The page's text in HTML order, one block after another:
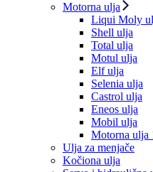
Motorna ulja
Liqui Moly
Shell ulja
Total ulja
Motul ulja
Elf ulja
Selenia ulja
Castrol ulja
Eneos ulja
Mobil ulja
Motorna ulja
Ulja za menjače
Kočiona ulja